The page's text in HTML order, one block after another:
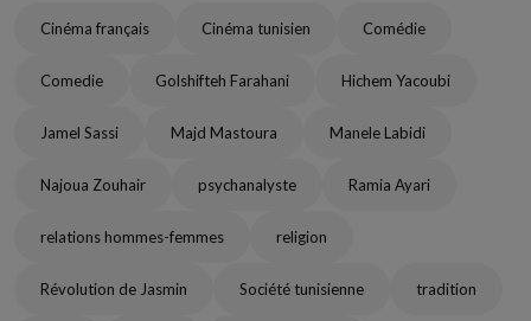
Cinéma français Cinéma tunisien Comédie
Comedie Golshifteh Farahani Hichem Yacoubi
Jamel Sassi Majd Mastoura Manele Labidi
Najoua Zouhair psychanalyste Ramia Ayari
relations hommes-femmes religion
Révolution de Jasmin Société tunisienne tradition